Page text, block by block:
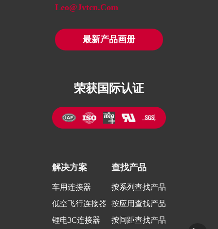
Leo@jvtcn.com
最新产品画册
解决方案
车用连接器
低空飞行连接器
锂电3C连接器
查找产品
按系列查找产品
按应用查找产品
按间距查找产品
荣获国际认证